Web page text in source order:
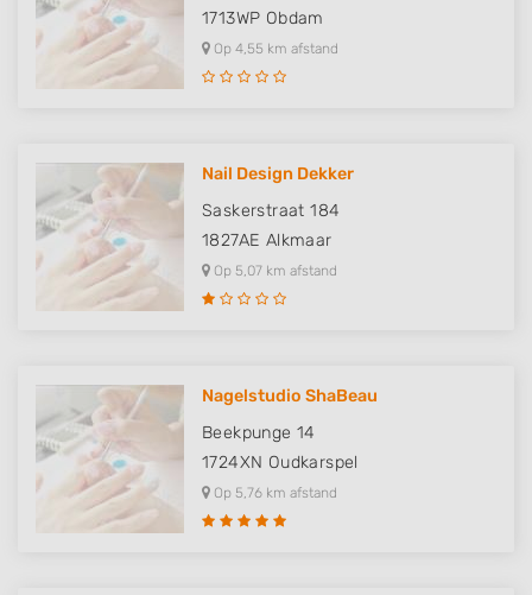
1713WP Obdam
Op 4,55 km afstand
Nail Design Dekker
Saskerstraat 184
1827AE Alkmaar
Op 5,07 km afstand
Nagelstudio ShaBeau
Beekpunge 14
1724XN Oudkarspel
Op 5,76 km afstand